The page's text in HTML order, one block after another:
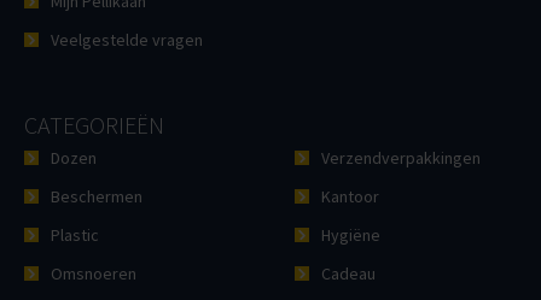
Veelgestelde vragen
CATEGORIEËN
Dozen
Beschermen
Plastic
Omsnoeren
Verzendverpakkingen
Kantoor
Hygiëne
Cadeau